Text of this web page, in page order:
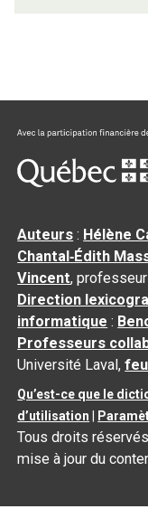
Auteurs : Hélène
Chantal‑Édith
Vincent,
Direction
informatique :
Professeurs
Université Laval,
Qu’est-ce que le
d’utilisation
Tous droits réservés
mise à jour du